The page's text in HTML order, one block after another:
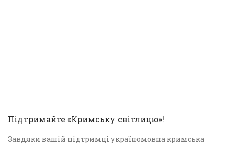
Підтримайте «Кримську світлицю»!
Завдяки вашій підтримці україномовна кримська